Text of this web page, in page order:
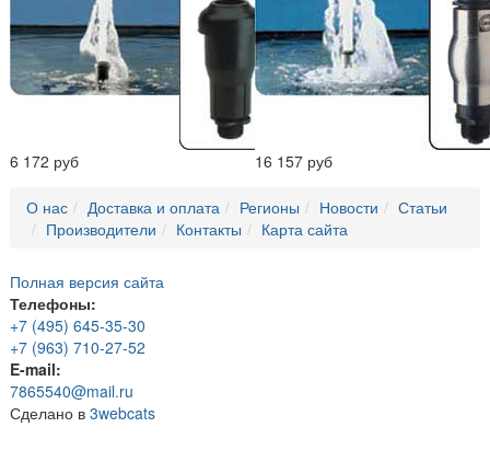
6 172 руб 16 157 руб
О нас Доставка и оплата Регионы Новости
Статьи
Производители
Контакты Карта сайта
Полная версия сайта
Телефоны:
+7 (495) 645-35-30
+7 (963) 710-27-52
E-mail:
7865540@mail.ru
Сделано в 3webcats